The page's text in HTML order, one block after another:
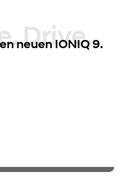
neuen IONIQ 9.